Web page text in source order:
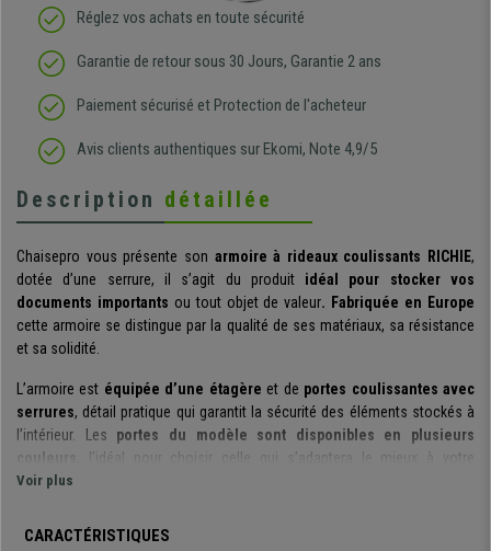
Réglez vos achats en toute sécurité
Garantie de retour sous 30 Jours, Garantie 2 ans
Paiement sécurisé et Protection de l'acheteur
Avis clients authentiques sur Ekomi, Note 4,9/5
Description détaillée
Chaisepro vous présente son armoire à rideaux coulissants RICHIE,
dotée d’une serrure, il s’agit du produit idéal pour stocker vos
documents importants ou tout objet de valeur. Fabriquée en Europe
cette armoire se distingue par la qualité de ses matériaux, sa résistance
et sa solidité.
L’armoire est équipée d’une étagère et de portes coulissantes avec
serrures, détail pratique qui garantit la sécurité des éléments stockés à
l’intérieur. Les portes du modèle sont disponibles en plusieurs
couleurs
, l’idéal pour choisir celle qui s’adaptera le mieux à votre
mobilier.
de l’acier laminé à froid
Voir plus
CARACTÉRISTIQUES